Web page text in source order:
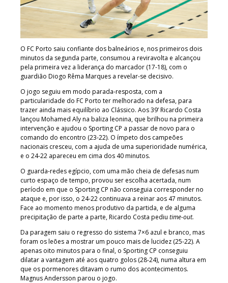
O FC Porto saiu confiante dos balneários e, nos primeiros dois
minutos da segunda parte, consumou a reviravolta e alcançou
pela primeira vez a liderança do marcador (17-18), com o
guardião Diogo Rêma Marques a revelar-se decisivo.
O jogo seguiu em modo parada-resposta, com a
particularidade do FC Porto ter melhorado na defesa, para
trazer ainda mais equilíbrio ao Clássico. Aos 39’ Ricardo Costa
lançou Mohamed Aly na baliza leonina, que brilhou na primeira
intervenção e ajudou o Sporting CP a passar de novo para o
comando do encontro (23-22). O ímpeto dos campeões
nacionais cresceu, com a ajuda de uma superioridade numérica,
e o 24-22 apareceu em cima dos 40 minutos.
O guarda-redes egípcio, com uma mão cheia de defesas num
curto espaço de tempo, provou ser escolha acertada, num
período em que o Sporting CP não conseguia corresponder no
ataque e, por isso, o 24-22 continuava a reinar aos 47 minutos.
Face ao momento menos produtivo da partida, e de alguma
precipitação de parte a parte, Ricardo Costa pediu time-out.
Da paragem saiu o regresso do sistema 7×6 azul e branco, mas
foram os leões a mostrar um pouco mais de lucidez (25-22). A
apenas oito minutos para o final, o Sporting CP conseguiu
dilatar a vantagem até aos quatro golos (28-24), numa altura em
que os pormenores ditavam o rumo dos acontecimentos.
Magnus Andersson parou o jogo.